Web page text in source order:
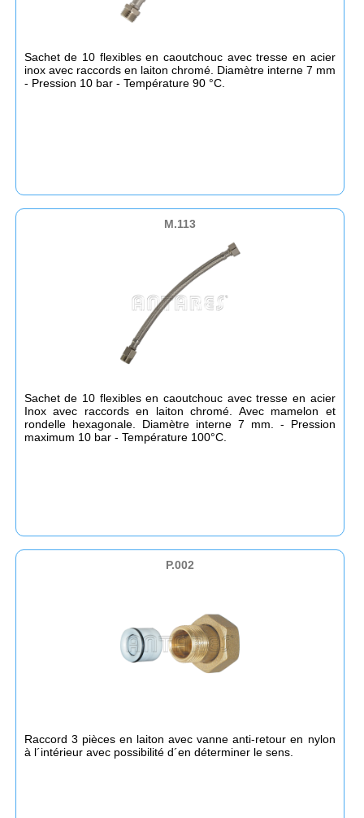
Sachet de 10 flexibles en caoutchouc avec tresse en acier
inox avec raccords en laiton chromé. Diamètre interne 7 mm
- Pression 10 bar - Température 90 °C.
M.113
Sachet de 10 flexibles en caoutchouc avec tresse en acier
Inox avec raccords en laiton chromé. Avec mamelon et
rondelle hexagonale. Diamètre interne 7 mm. - Pression
maximum 10 bar - Température 100°C.
P.002
Raccord 3 pièces en laiton avec vanne anti-retour en nylon
à l´intérieur avec possibilité d´en déterminer le sens.